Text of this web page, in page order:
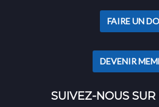
FAIRE UN
DEVENIR
SUIVEZ-NOUS